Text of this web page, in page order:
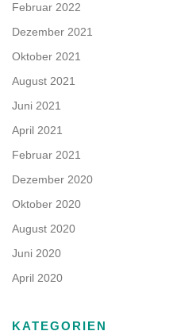
Februar 2022
Dezember 2021
Oktober 2021
August 2021
Juni 2021
April 2021
Februar 2021
Dezember 2020
Oktober 2020
August 2020
Juni 2020
April 2020
KATEGORIEN